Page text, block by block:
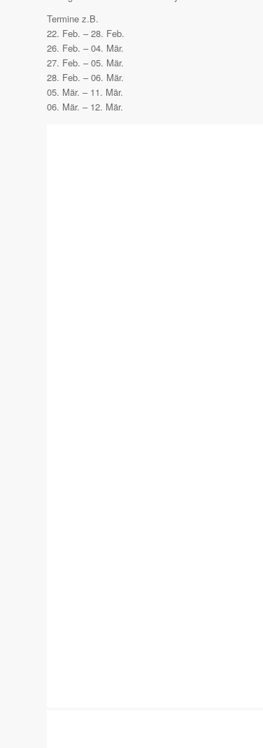
Termine z.B.
22. Feb. – 28. Feb.
26. Feb. – 04. Mär.
27. Feb. – 05. Mär.
28. Feb. – 06. Mär.
05. Mär. – 11. Mär.
06. Mär. – 12. Mär.